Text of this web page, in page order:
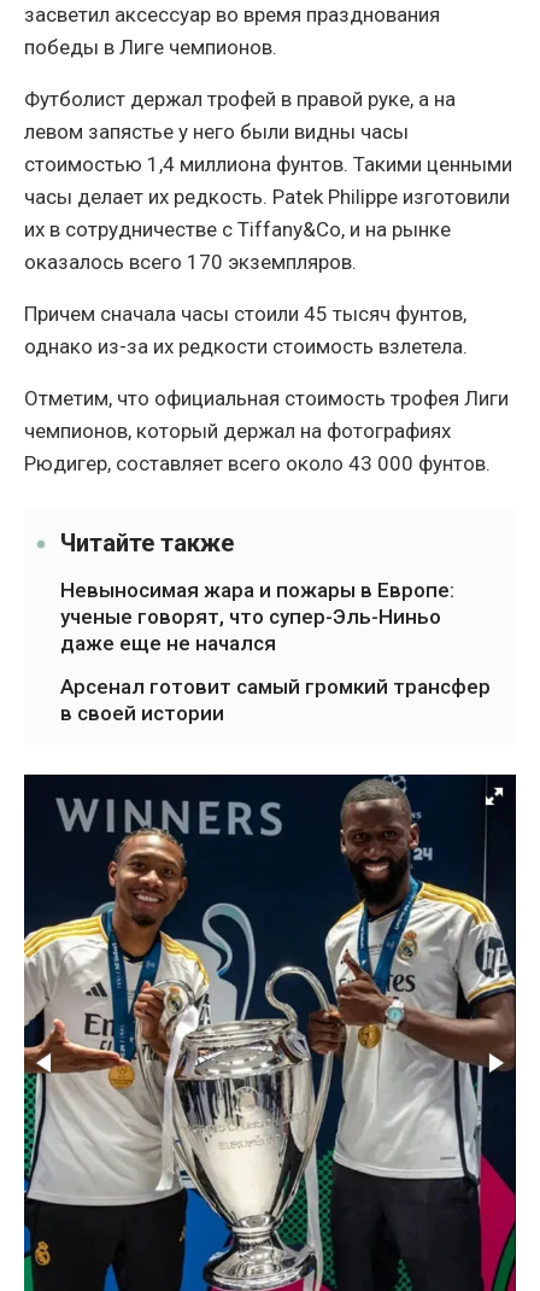
засветил аксессуар во время празднования
победы в Лиге чемпионов.
Футболист держал трофей в правой руке, а на
левом запястье у него были видны часы
стоимостью 1,4 миллиона фунтов. Такими ценными
часы делает их редкость. Patek Philippe изготовили
их в сотрудничестве с Tiffany&Co, и на рынке
оказалось всего 170 экземпляров.
Причем сначала часы стоили 45 тысяч фунтов,
однако из-за их редкости стоимость взлетела.
Отметим, что официальная стоимость трофея Лиги
чемпионов, который держал на фотографиях
Рюдигер, составляет всего около 43 000 фунтов.
Читайте также
Невыносимая жара и пожары в Европе:
ученые говорят, что супер-Эль-Ниньо
даже еще не начался
Арсенал готовит самый громкий трансфер
в своей истории